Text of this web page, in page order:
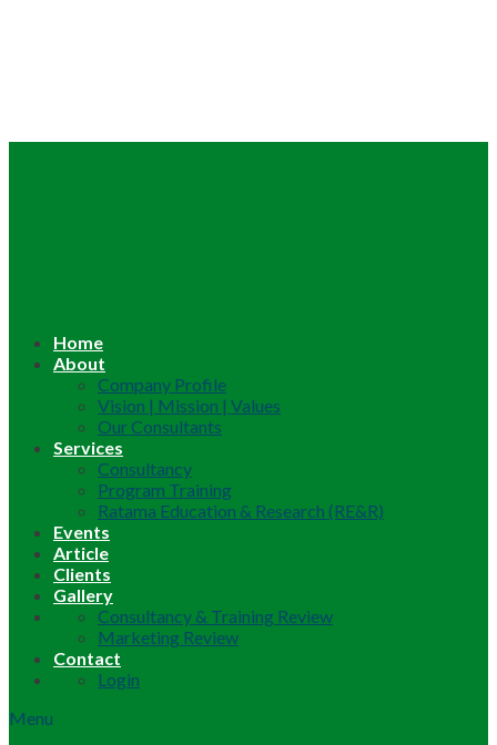
Home
About
Company Profile
Vision | Mission | Values
Our Consultants
Services
Consultancy
Program Training
Ratama Education & Research (RE&R)
Events
Article
Clients
Gallery
Consultancy & Training Review
Marketing Review
Contact
Login
Menu